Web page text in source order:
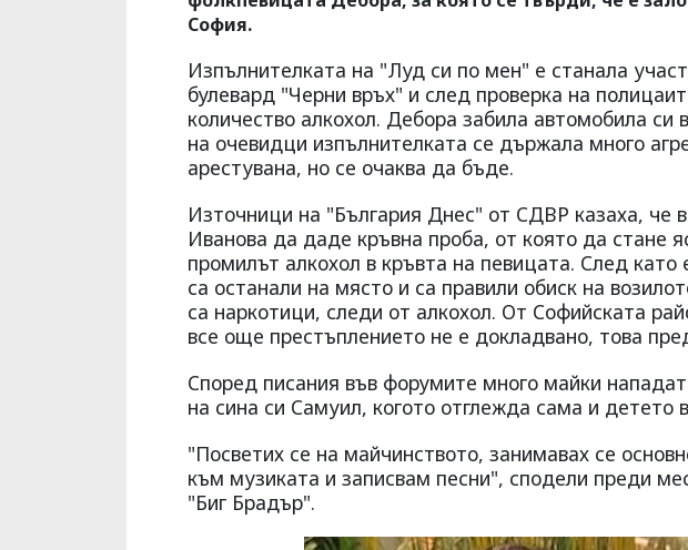
София.
Изпълнителката на "Луд си по мен" е станала
булевард "Черни връх" и след проверка на
количество алкохол. Дебора забила автомобила си
на очевидци изпълнителката се държала много
арестувана, но се очаква да бъде.
Източници на "България Днес" от СДВР казаха, че
Иванова да даде кръвна проба, от която да стане
промилът алкохол в кръвта на певицата. След като
са останали на място и са правили обиск на
са наркотици, следи от алкохол. От Софийската
все още престъплението не е докладвано, това
Според писания във форумите много майки
на сина си Самуил, когото отглежда сама и детето
"Посветих се на майчинството, занимавах се
към музиката и записвам песни", сподели преди
"Биг Брадър".